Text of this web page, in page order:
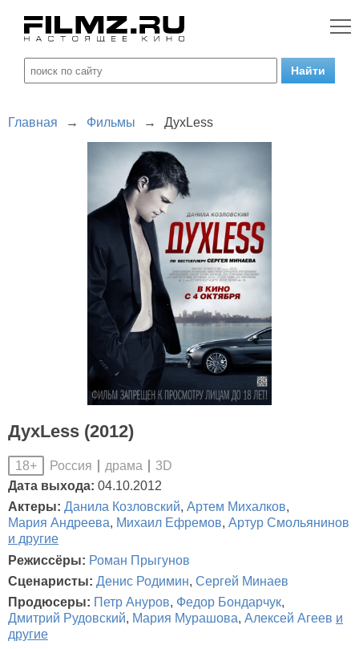
Главная → Фильмы → ДухLess
ДухLess (2012)
18+ Россия драма
3D
Дата выхода: 04.10.2012
Актеры: Данила Козловский, Артем Михалков,
Мария Андреева, Михаил Ефремов, Артур Смольянинов
и другие
Режиссёры: Роман Прыгунов
Сценаристы: Денис Родимин, Сергей Минаев
Продюсеры: Петр Ануров, Федор Бондарчук,
Дмитрий Рудовский, Мария Мурашова, Алексей Агеев и
другие